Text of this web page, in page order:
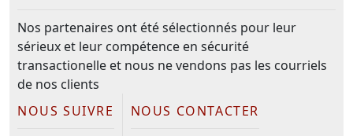
Nos partenaires ont été sélectionnés pour leur
sérieux et leur compétence en sécurité
transactionelle et nous ne vendons pas les courriels
de nos clients
NOUS SUIVRE
NOUS CONTACTER